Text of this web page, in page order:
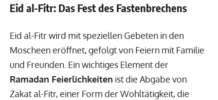
Eid al-Fitr: Das Fest des Fastenbrechens
Eid al-Fitr wird mit speziellen Gebeten in den
Moscheen eröffnet, gefolgt von Feiern mit Familie
und Freunden. Ein wichtiges Element der
Ramadan Feierlichkeiten ist die Abgabe von
Zakat al-Fitr, einer Form der Wohltätigkeit, die